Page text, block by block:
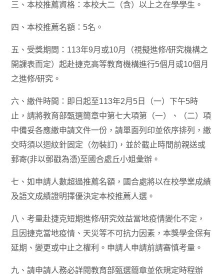
三、本校推薦資格：本校大二（含）以上之在學學生。
四、本校推薦名額：5名。
五、受獎期間：113年9月或10月（視擬進修/研究機構之
開課表而定）起赴捷克高等教育機構進行5個月或10個月
之進修/研究。
六、繳件時間：即日起至113年2月5日（一）下午5時
止，請將教育部甄選簡章中第七大項第（一）、（二）項
中備妥各應繳申請文件一份，請單面列印並依序排列，繳
交時須以迴紋針固定（勿裝訂)，並於截止時間前親送或
郵寄(非以郵戳為憑)至國合處丘小姐彙辦。
七、如申請人數超過推薦名額，國合處將以在校學業成績
及語文成績證明擇優決定本校推薦人選。
八、考量赴捷克短期進修/研究效益當地疫情變化不定，
且因捷克當地疫情、天災等不可抗力因素，本獎學金保有
延期、變更或中止之權利。申請人申請前請審慎考量。
九、請申請人務必詳閱教育部甄選簡章並依規定時程辦